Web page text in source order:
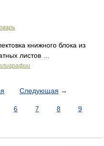
книжного блока из
листов …
Следующая →
6 7 8
9